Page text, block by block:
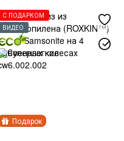
Подарок
С ПОДАРКОМ
ВИДЕО